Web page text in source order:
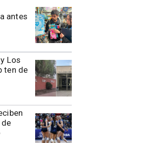
antes
Los
ten de